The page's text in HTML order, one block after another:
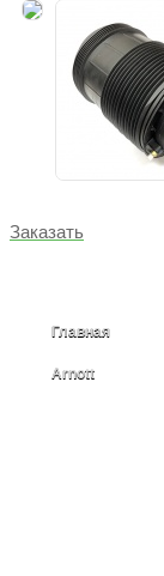
Заказать
Главная
Arnott